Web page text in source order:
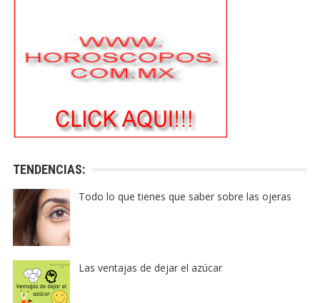
TENDENCIAS:
Todo lo que tienes que saber sobre las ojeras
Las ventajas de dejar el azúcar